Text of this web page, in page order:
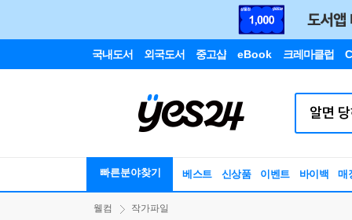
국내도서 외국도서 중고샵 eBook 크레마클럽
빠른분야찾기 베스트 신상품 이벤트 바이백 매
웰컴 작가파일